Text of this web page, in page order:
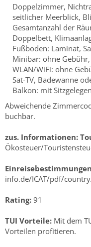
Doppelzimmer,
seitlicher Meerblick,
Gesamtanzahl der
Doppelbett,
Fußboden: Laminat,
Minibar: ohne
WLAN/WiFi: ohne
Sat-TV, Badewanne
Balkon: mit
Abweichende
buchbar.
zus. Informationen:
Ökosteuer/
info.de/ICAT/pdf/
Rating: 91
TUI Vorteile: Mit dem
Vorteilen profitieren.